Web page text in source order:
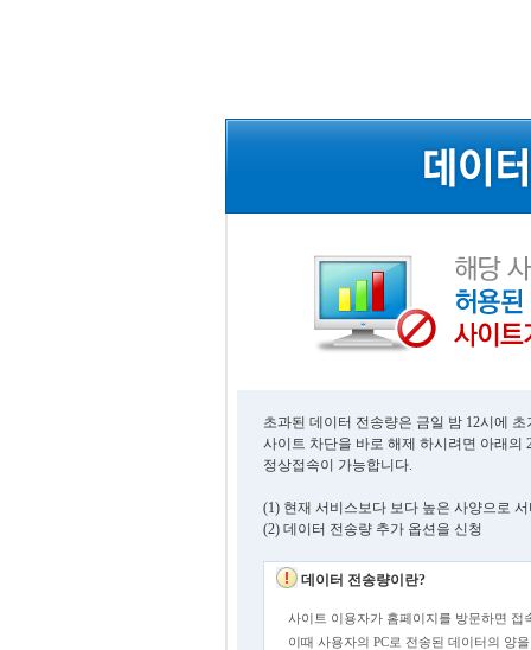
초과된 데이터 전송량은 금일 밤 12시에
사이트 차단을 바로 해제 하시려면 아래의
정상접속이 가능합니다.
(1) 현재 서비스보다 보다 높은 사양으로
(2) 데이터 전송량 추가 옵션을 신청
데이터 전송량이란?
사이트 이용자가 홈페이지를 방문하면 접
이때 사용자의 PC로 전송된 데이터의 양